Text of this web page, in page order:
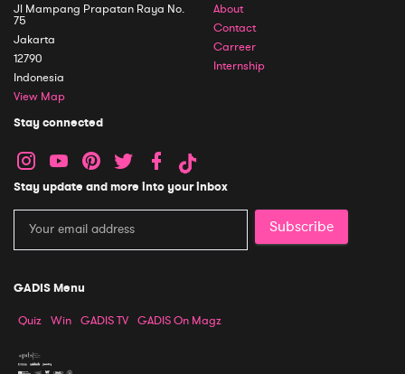
Jl Mampang Prapatan Raya No.
75
Jakarta
12790
Indonesia
View Map
About
Contact
Carreer
Internship
Stay connected
Stay update and more into your inbox
Subscribe
GADIS Menu
Quiz Win GADIS TV GADIS On Magz